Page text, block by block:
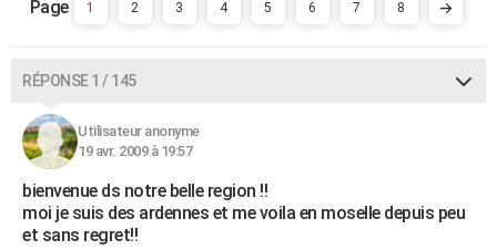
Carte de Noël
Carte Bonne année
Carte Saint-Valentin
Carte Pâques
Carte d'anniversaire
DICTIONNAIRE
S'inscrire
Se connecter
Lycées
Collèges
Primaires
Universités
Entreprises
Service militaire
Avis de recherche
AVIS DE DÉCÈS
FORUM
Bricolage
Lifestyle
Culture
Sport
Auto
Television
Voyage
Cinema
1 2 3 4 5 6 7 8
RÉPONSE 1 / 145
Utilisateur anonyme
19 avr. 2009 à 19:57
bienvenue ds notre belle region !!
moi je suis des ardennes et me voila en moselle depuis peu
et sans regret!!